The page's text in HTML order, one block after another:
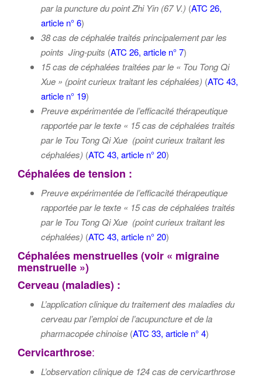
par la puncture du pointZhi Yin (67 V.) (ATC 26,
article n° 6)
38 cas de céphalée traités principalement par les
points Jing-puits (ATC 26, article n° 7)
15 cas de céphalées traitées par le « Tou Tong Qi
Xue » (point curieux traitant les céphalées) (ATC 43,
article n° 19)
Preuve expérimentée de l’efficacité thérapeutique
rapportée par le texte « 15 cas de céphalées traités
par le Tou Tong Qi Xue (point curieux traitant les
céphalées) (ATC 43, article n° 20)
Céphalées de tension :
Preuve expérimentée de l’efficacité thérapeutique
rapportée par le texte « 15 cas de céphalées traités
par le Tou Tong Qi Xue (point curieux traitant les
céphalées) (ATC 43, article n° 20)
Céphalées menstruelles (voir « migraine
menstruelle »)
Cerveau (maladies) :
L’application clinique du traitement des maladies du
cerveau par l’emploi de l’acupuncture et de la
pharmacopée chinoise (ATC 33, article n° 4)
Cervicarthrose:
L’observation clinique de 124 cas de cervicarthrose